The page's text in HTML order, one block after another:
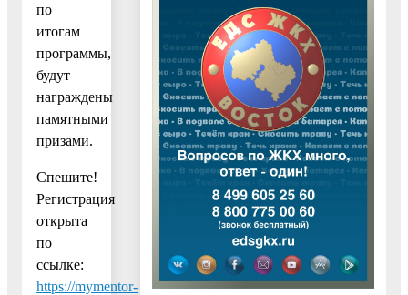
по
итогам
программы,
будут
награждены
памятными
призами.
Спешите!
Регистрация
открыта
по
ссылке:
https://mymentor-